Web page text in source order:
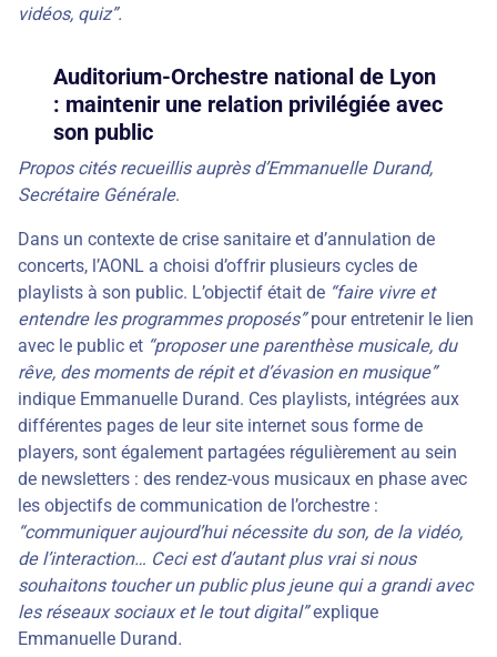
vidéos, quiz”.
Auditorium-Orchestre national de Lyon
: maintenir une relation privilégiée avec
son public
Propos cités recueillis auprès d’Emmanuelle Durand,
Secrétaire Générale.
Dans un contexte de crise sanitaire et d’annulation de
concerts, l’AONL a choisi d’offrir plusieurs cycles de
playlists à son public. L’objectif était de “faire vivre et
entendre les programmes proposés”pour entretenir le lien
avec le public et “proposer une parenthèse musicale, du
rêve, des moments de répit et d’évasion en musique”
indique Emmanuelle Durand. Ces playlists, intégrées aux
différentes pages de leur site internet sous forme de
players, sont également partagées régulièrement au sein
de newsletters : des rendez-vous musicaux en phase avec
les objectifs de communication de l’orchestre :
“communiquer aujourd’hui nécessite du son, de la vidéo,
de l’interaction… Ceci est d’autant plus vrai si nous
souhaitons toucher un public plus jeune qui a grandi avec
les réseaux sociaux et le tout digital”explique
Emmanuelle Durand.